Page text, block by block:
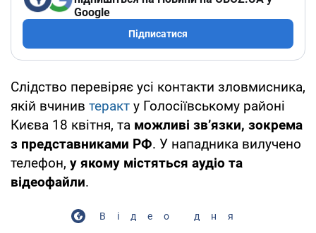
Google
Підписатися
Слідство перевіряє усі контакти зловмисника,
якій вчинив теракт у Голосіївському районі
Києва 18 квітня, та можливі зв’язки, зокрема
з представниками РФ. У нападника вилучено
телефон, у якому містяться аудіо та
відеофайли.
Відео дня